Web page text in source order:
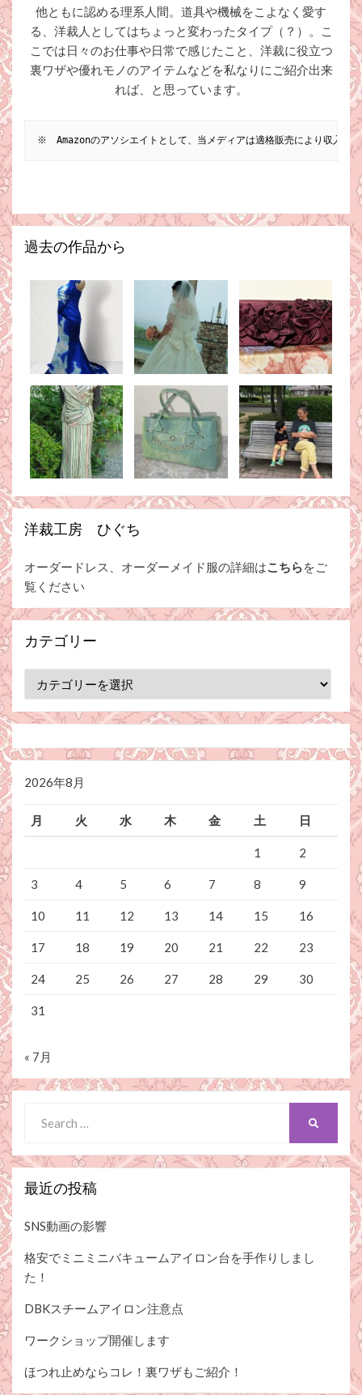
他ともに認める理系人間。道具や機械をこよなく愛す
る、洋裁人としてはちょっと変わったタイプ（？）。こ
こでは日々のお仕事や日常で感じたこと、洋裁に役立つ
裏ワザや優れモノのアイテムなどを私なりにご紹介出来
れば、と思っています。
※　Amazonのアソシエイトとして、当メディアは適格販売により収入を
過去の作品から
洋裁工房 ひぐち
オーダードレス、オーダーメイド服の詳細はこちらをご
覧ください
カテゴリー
テ
ゴ
ー
2026年8月
月 火 水 木 金 土 日
1 2
3 4 5 6 7 8 9
10 11 12 13 14 15 16
17 18 19 20 21 22 23
24 25 26 27 28 29 30
31
« 7月
for:
最近の投稿
SNS動画の影響
格安でミニミニバキュームアイロン台を手作りしまし
た！
DBKスチームアイロン注意点
ワークショップ開催します
ほつれ止めならコレ！裏ワザもご紹介！